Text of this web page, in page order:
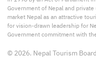
Government of Nepal and
market Nepal as an attractive
for vision-drawn leadership for
Government commitment with
© 2026. Nepal Tourism